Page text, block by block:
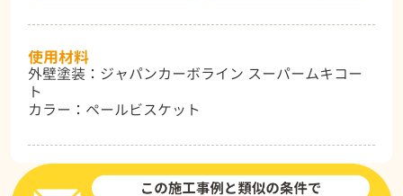
使用材料
外壁塗装：ジャパンカーボライン スーパームキコー
ト
カラー：ペールビスケット